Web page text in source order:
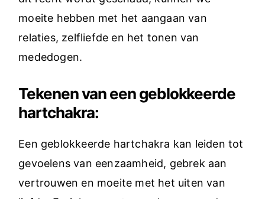
moeite hebben met het aangaan van
relaties, zelfliefde en het tonen van
mededogen.
Tekenen van een geblokkeerde
hartchakra:
Een geblokkeerde hartchakra kan leiden tot
gevoelens van eenzaamheid, gebrek aan
vertrouwen en moeite met het uiten van